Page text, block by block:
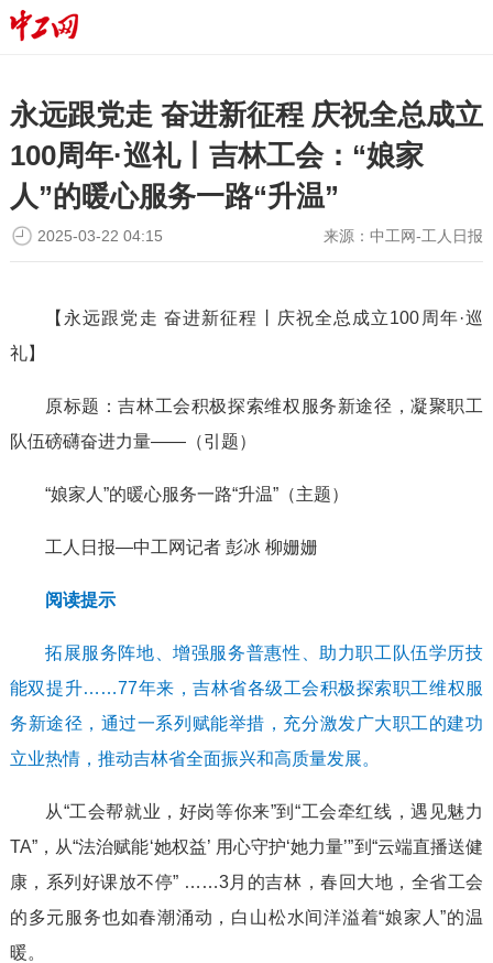
永远跟党走 奋进新征程 庆祝全总成立
100周年·巡礼丨吉林工会：“娘家
人”的暖心服务一路“升温”
来源：中工网-工人日报
2025-03-22 04:15
【永远跟党走 奋进新征程丨庆祝全总成立100周年·巡
礼】
原标题：吉林工会积极探索维权服务新途径，凝聚职工
队伍磅礴奋进力量——（引题）
“娘家人”的暖心服务一路“升温”（主题）
工人日报—中工网记者 彭冰 柳姗姗
阅读提示
拓展服务阵地、增强服务普惠性、助力职工队伍学历技
能双提升……77年来，吉林省各级工会积极探索职工维权服
务新途径，通过一系列赋能举措，充分激发广大职工的建功
立业热情，推动吉林省全面振兴和高质量发展。
从“工会帮就业，好岗等你来”到“工会牵红线，遇见魅力
TA”，从“法治赋能‘她权益’ 用心守护‘她力量’”到“云端直播送健
康，系列好课放不停” ……3月的吉林，春回大地，全省工会
的多元服务也如春潮涌动，白山松水间洋溢着“娘家人”的温
暖。